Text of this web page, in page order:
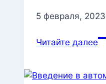
5 февраля, 2023
Читайте далее